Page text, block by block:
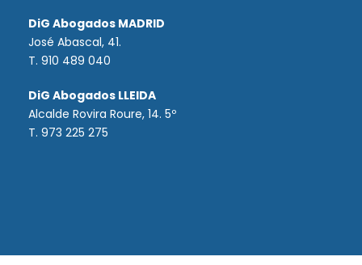
DiG Abogados MADRID
José Abascal, 41.
T. 910 489 040
DiG Abogados LLEIDA
Alcalde Rovira Roure, 14. 5º
T. 973 225 275